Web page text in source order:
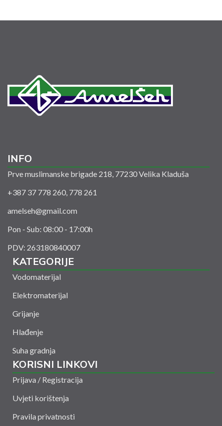
INFO
Prve muslimanske brigade 218, 77230 Velika Kladuša
+387 37 778 260, 778 261
amelseh@gmail.com
Pon - Sub: 08:00 - 17:00h
PDV: 263180840007
KATEGORIJE
Vodomaterijal
Elektromaterijal
Grijanje
Hlađenje
Suha gradnja
KORISNI LINKOVI
Prijava / Registracija
Uvjeti korištenja
Pravila privatnosti